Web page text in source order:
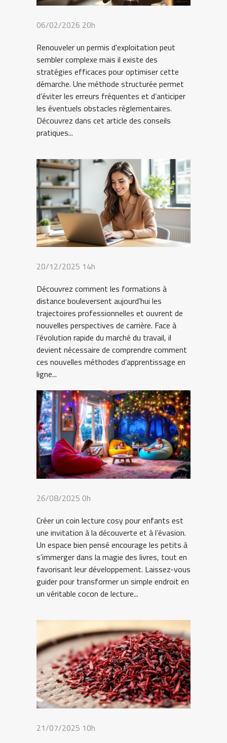
06/02/2026 20h
Renouveler un permis d'exploitation peut
sembler complexe mais il existe des
stratégies efficaces pour optimiser cette
démarche. Une méthode structurée permet
d’éviter les erreurs fréquentes et d’anticiper
les éventuels obstacles réglementaires.
Découvrez dans cet article des conseils
pratiques...
20/12/2025 14h
Découvrez comment les formations à
distance bouleversent aujourd’hui les
trajectoires professionnelles et ouvrent de
nouvelles perspectives de carrière. Face à
l’évolution rapide du marché du travail, il
devient nécessaire de comprendre comment
ces nouvelles méthodes d’apprentissage en
ligne...
26/08/2025 0h
Créer un coin lecture cosy pour enfants est
une invitation à la découverte et à l’évasion.
Un espace bien pensé encourage les petits à
s’immerger dans la magie des livres, tout en
favorisant leur développement. Laissez-vous
guider pour transformer un simple endroit en
un véritable cocon de lecture...
21/07/2025 10h